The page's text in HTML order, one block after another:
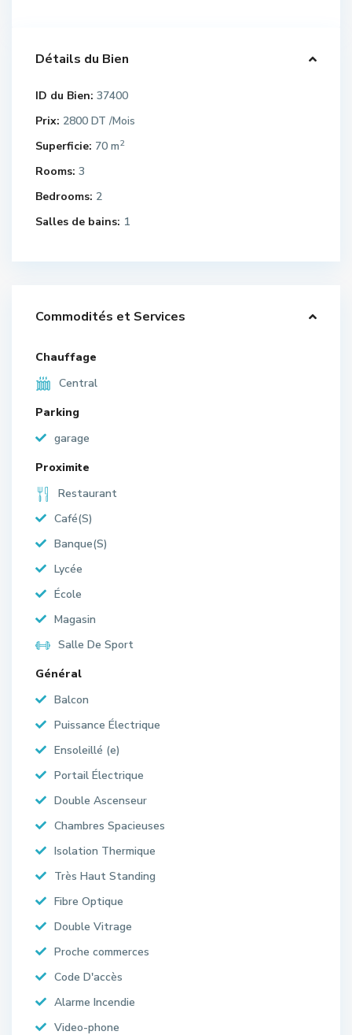
Détails du Bien
ID du Bien: 37400
Prix: 2800 DT /Mois
Superficie: 70 m2
Rooms: 3
Bedrooms: 2
Salles de bains: 1
Commodités et Services
Chauffage
Central
Parking
garage
Proximite
Restaurant
Café(S)
Banque(S)
Lycée
École
Magasin
Salle De Sport
Général
Balcon
Puissance Électrique
Ensoleillé (e)
Portail Électrique
Double Ascenseur
Chambres Spacieuses
Isolation Thermique
Très Haut Standing
Fibre Optique
Double Vitrage
Proche commerces
Code D'accès
Alarme Incendie
Video-phone